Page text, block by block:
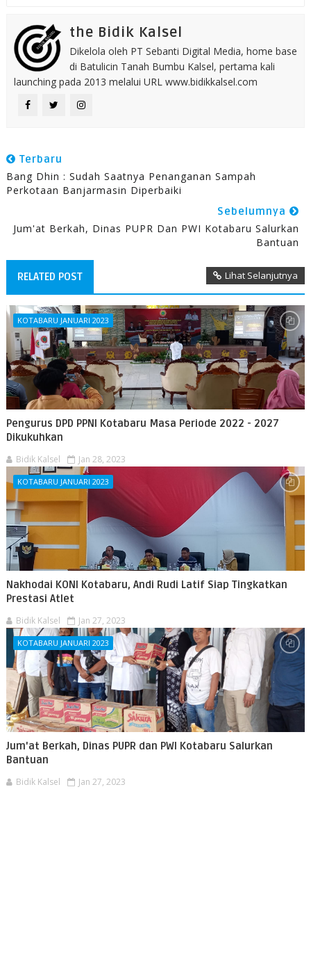
the Bidik Kalsel
Dikelola oleh PT Sebanti Digital Media, home base
di Batulicin Tanah Bumbu Kalsel, pertama kali
launching pada 2013 melalui URL www.bidikkalsel.com
Terbaru
Bang Dhin : Sudah Saatnya Penanganan Sampah
Perkotaan Banjarmasin Diperbaiki
Sebelumnya
Jum'at Berkah, Dinas PUPR Dan PWI Kotabaru Salurkan
Bantuan
RELATED POST Lihat Selanjutnya
KOTABARU JANUARI 2023
Pengurus DPD PPNI Kotabaru Masa Periode 2022 - 2027
Dikukuhkan
Bidik Kalsel Jan 28, 2023
KOTABARU JANUARI 2023
Nakhodai KONI Kotabaru, Andi Rudi Latif Siap Tingkatkan
Prestasi Atlet
Bidik Kalsel Jan 27, 2023
KOTABARU JANUARI 2023
Jum'at Berkah, Dinas PUPR dan PWI Kotabaru Salurkan
Bantuan
Bidik Kalsel Jan 27, 2023